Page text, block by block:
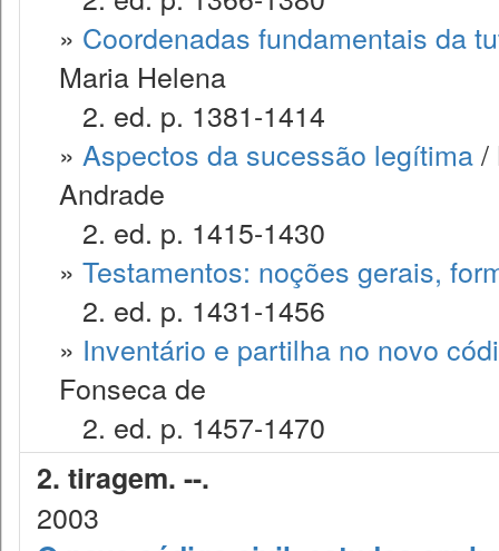
» Coordenadas fundamentais da
Maria Helena
2. ed. p. 1381-1414
» Aspectos da sucessão legítima/
Andrade
2. ed. p. 1415-1430
» Testamentos: noções gerais,
2. ed. p. 1431-1456
» Inventário e partilha no novo
Fonseca de
2. ed. p. 1457-1470
2. tiragem. --.
2003